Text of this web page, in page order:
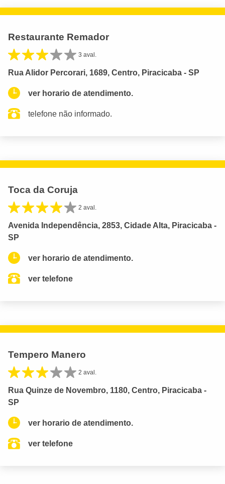
Restaurante Remador
3 aval.
Rua Alidor Percorari, 1689, Centro, Piracicaba - SP
ver horario de atendimento.
telefone não informado.
Toca da Coruja
2 aval.
Avenida Independência, 2853, Cidade Alta, Piracicaba -
SP
ver horario de atendimento.
ver telefone
Tempero Manero
2 aval.
Rua Quinze de Novembro, 1180, Centro, Piracicaba -
SP
ver horario de atendimento.
ver telefone